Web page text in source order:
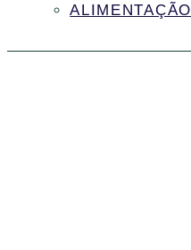
ALIMENTAÇÃO